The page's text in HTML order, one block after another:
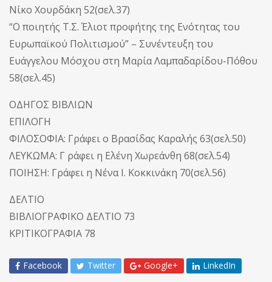
Νίκο Χουρδάκη 52(σελ.37)
“Ο ποιητής Τ.Σ. Έλιοτ προφήτης της Ενότητας του
Ευρωπαϊκού Πολιτισμού” – Συνέντευξη του
Ευάγγελου Μόσχου στη Μαρία Λαμπαδαρίδου-Πόθου
58(σελ.45)
ΟΔΗΓΟΣ ΒΙΒΛΙΩΝ
ΕΠΙΛΟΓΗ
ΦΙΛΟΣΟΦΙΑ: Γράφει ο Βρασίδας Καραλής 63(σελ.50)
ΛΕΥΚΩΜΑ: Γ ράφει η Ελένη Χωρεάνθη 68(σελ.54)
ΠΟΙΗΣΗ: Γράφει η Νένα I. Κοκκινάκη 70(σελ.56)
ΔΕΛΤΙΟ
ΒΙΒΛΙΟΓΡΑΦΙΚΟ ΔΕΛΤΙΟ 73
ΚΡΙΤΙΚΟΓΡΑΦΙΑ 78
Facebook Twitter Google+ LinkedIn